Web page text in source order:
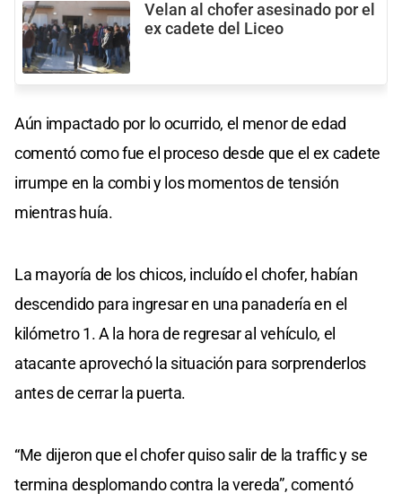
Velan al chofer asesinado por el
ex cadete del Liceo
Aún impactado por lo ocurrido, el menor de edad
comentó como fue el proceso desde que el ex cadete
irrumpe en la combi y los momentos de tensión
mientras huía.
La mayoría de los chicos, incluído el chofer, habían
descendido para ingresar en una panadería en el
kilómetro 1. A la hora de regresar al vehículo, el
atacante aprovechó la situación para sorprenderlos
antes de cerrar la puerta.
“Me dijeron que el chofer quiso salir de la traffic y se
termina desplomando contra la vereda”, comentó